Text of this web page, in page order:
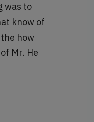
was to
know of
how
Mr. He